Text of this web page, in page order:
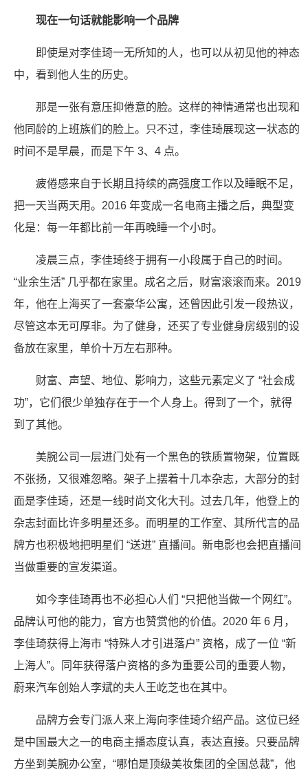
现在一句话就能影响一个品牌
即使是对李佳琦一无所知的人，也可以从初见他的神态
中，看到他人生的历史。
那是一张有意压抑倦意的脸。这样的神情通常也出现和
他同龄的上班族们的脸上。只不过，李佳琦展现这一状态的
时间不是早晨，而是下午 3、4 点。
疲倦感来自于长期且持续的高强度工作以及睡眠不足，
把一天当两天用。2016 年变成一名电商主播之后，典型变
化是：每一年都比前一年再晚睡一个小时。
凌晨三点，李佳琦终于拥有一小段属于自己的时间。
“业余生活” 几乎都在家里。成名之后，财富滚滚而来。2019
年，他在上海买了一套豪华公寓，还曾因此引发一段热议，
尽管这本无可厚非。为了健身，还买了专业健身房级别的设
备放在家里，单价十万左右那种。
财富、声望、地位、影响力，这些元素定义了 “社会成
功”，它们很少单独存在于一个人身上。得到了一个，就得
到了其他。
美腕公司一层进门处有一个黑色的铁质置物架，位置既
不张扬，又很难忽略。架子上摆着十几本杂志，大部分的封
面是李佳琦，还是一线时尚文化大刊。过去几年，他登上的
杂志封面比许多明星还多。而明星的工作室、其所代言的品
牌方也积极地把明星们 “送进” 直播间。新电影也会把直播间
当做重要的宣发渠道。
如今李佳琦再也不必担心人们 “只把他当做一个网红”。
品牌认可他的能力，官方也赞赏他的价值。2020 年 6 月，
李佳琦获得上海市 “特殊人才引进落户” 资格，成了一位 “新
上海人”。同年获得落户资格的多为重要公司的重要人物，
蔚来汽车创始人李斌的夫人王屹芝也在其中。
品牌方会专门派人来上海向李佳琦介绍产品。这位已经
是中国最大之一的电商主播态度认真，表达直接。只要品牌
方坐到美腕办公室，“哪怕是顶级美妆集团的全国总裁”，他